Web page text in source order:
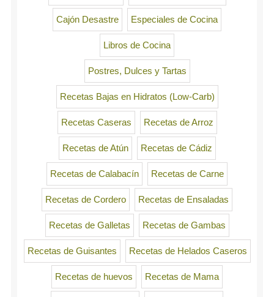
Cajón Desastre Especiales de Cocina
Libros de Cocina
Postres, Dulces y Tartas
Recetas Bajas en Hidratos (Low-Carb)
Recetas Caseras Recetas de Arroz
Recetas de Atún Recetas de Cádiz
Recetas de Calabacín Recetas de Carne
Recetas de Cordero Recetas de Ensaladas
Recetas de Galletas Recetas de Gambas
Recetas de Guisantes Recetas de Helados Caseros
Recetas de huevos Recetas de Mama